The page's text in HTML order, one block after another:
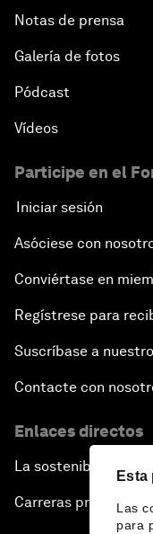
Esta
Las
para
Next Steps for
China's Business
The Future of
The Growth
Possible?
and Industry
What If: You Are
Notas de prensa
Galería de fotos
Pódcast
Vídeos
Participe en el
Iniciar sesión
Asóciese con
Conviértase en
Regístrese para
Suscríbase a
Contacte con
Enlaces directos
La sostenibilidad en
Carreras